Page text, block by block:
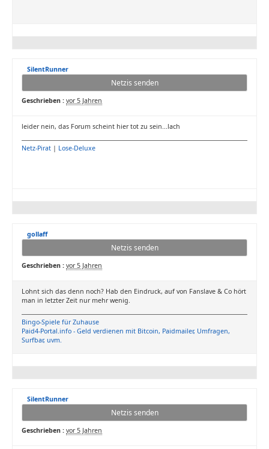
SilentRunner
Netzis senden
Geschrieben : vor 5 Jahren
leider nein, das Forum scheint hier tot zu sein...lach
Netz-Pirat | Lose-Deluxe
gollaff
Netzis senden
Geschrieben : vor 5 Jahren
Lohnt sich das denn noch? Hab den Eindruck, auf von Fanslave & Co hört
man in letzter Zeit nur mehr wenig.
Bingo-Spiele für Zuhause
Paid4-Portal.info - Geld verdienen mit Bitcoin, Paidmailer, Umfragen,
Surfbar, uvm.
SilentRunner
Netzis senden
Geschrieben : vor 5 Jahren